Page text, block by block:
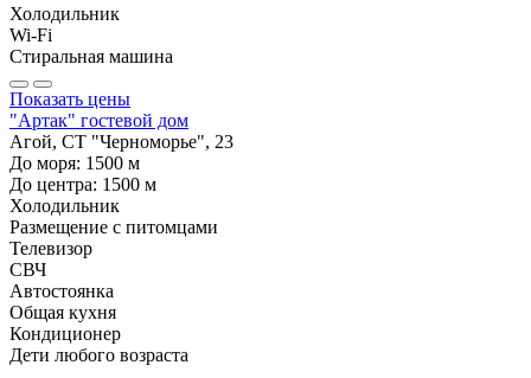
Холодильник
Wi-Fi
Стиральная машина
Показать цены
"Артак" гостевой дом
Агой, СТ "Черноморье", 23
До моря: 1500 м
До центра: 1500 м
Холодильник
Размещение с питомцами
Телевизор
СВЧ
Автостоянка
Общая кухня
Кондиционер
Дети любого возраста